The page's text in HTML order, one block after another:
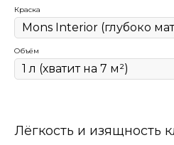
Краска
Объём
Лёгкость и изящность